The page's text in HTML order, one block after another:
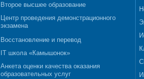
Второе высшее образование
Центр проведения демонстрационного
экзамена
Восстановление и перевод
IT школа «Камышонок»
Анкета оценки качества оказания
образовательных услуг